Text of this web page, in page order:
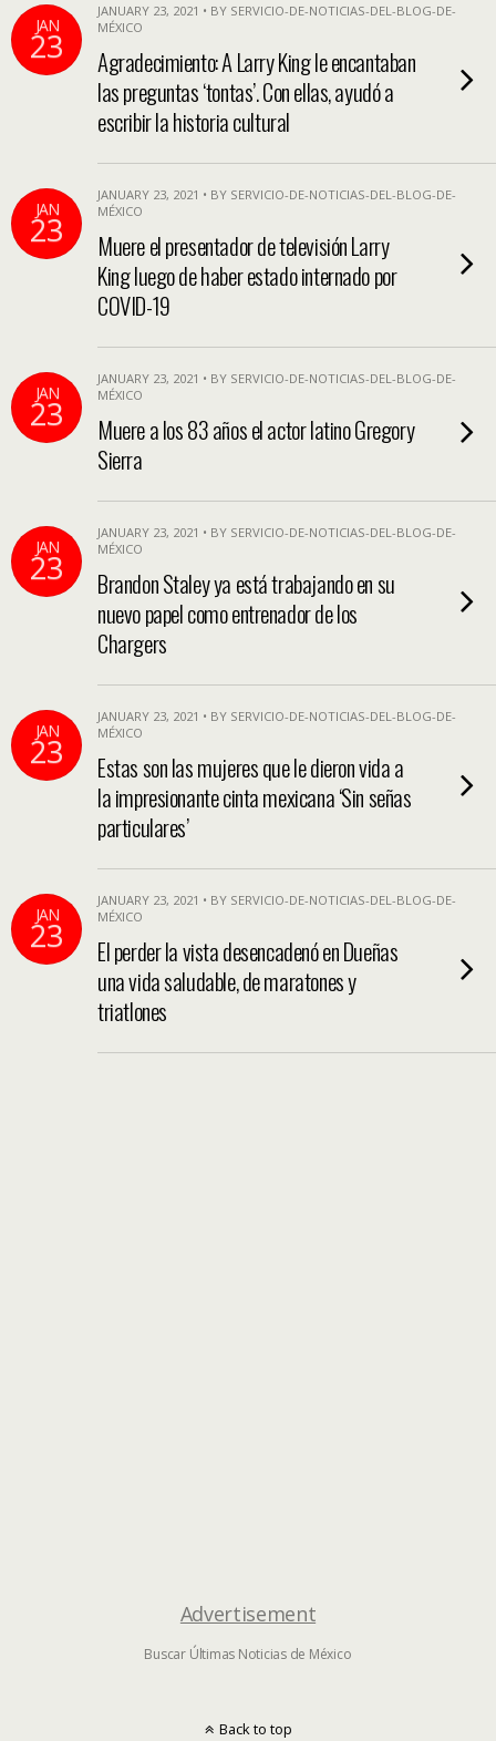
JAN
23
JANUARY 23, 2021 • BY SERVICIO-DE-NOTICIAS-DEL-BLOG-DE-
MÉXICO
Agradecimiento: A Larry King le encantaban
las preguntas ‘tontas’. Con ellas, ayudó a
escribir la historia cultural
JAN
23
JANUARY 23, 2021 • BY SERVICIO-DE-NOTICIAS-DEL-BLOG-DE-
MÉXICO
Muere el presentador de televisión Larry
King luego de haber estado internado por
COVID-19
JAN
23
JANUARY 23, 2021 • BY SERVICIO-DE-NOTICIAS-DEL-BLOG-DE-
MÉXICO
Muere a los 83 años el actor latino Gregory
Sierra
JAN
23
JANUARY 23, 2021 • BY SERVICIO-DE-NOTICIAS-DEL-BLOG-DE-
MÉXICO
Brandon Staley ya está trabajando en su
nuevo papel como entrenador de los
Chargers
JAN
23
JANUARY 23, 2021 • BY SERVICIO-DE-NOTICIAS-DEL-BLOG-DE-
MÉXICO
Estas son las mujeres que le dieron vida a
la impresionante cinta mexicana ‘Sin señas
particulares’
JAN
23
JANUARY 23, 2021 • BY SERVICIO-DE-NOTICIAS-DEL-BLOG-DE-
MÉXICO
El perder la vista desencadenó en Dueñas
una vida saludable, de maratones y
triatlones
Advertisement
Buscar Últimas Noticias de México
Back to top